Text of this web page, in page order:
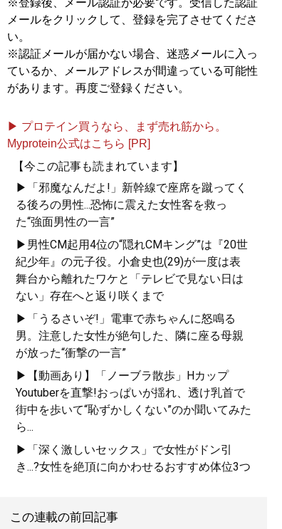
※登録後、メール認証が必要です。受信した認証
メールをクリックして、登録を完了させてくださ
い。
※認証メールが届かない場合、迷惑メールに入っ
ているか、メールアドレスが間違っている可能性
があります。再度ご登録ください。
▶ プロテイン買うなら、まず売れ筋から。
Myprotein公式はこちら [PR]
【今この記事も読まれています】
▶「邪魔なんだよ!」新幹線で座席を蹴ってく
る後ろの男性...恐怖に震えた女性客を救っ
た“強面男性の一言”
▶男性CM起用4位の“隠れCMキング”は『20世
紀少年』の元子役。小倉史也(29)が一度は表
舞台から離れたワケと「テレビで見ない日は
ない」存在へと返り咲くまで
▶「うるさいぞ!」電車で赤ちゃんに怒鳴る
男。注意した女性が絶句した、隣に座る母親
が放った“衝撃の一言”
▶【動画あり】「ノーブラ散歩」Hカップ
Youtuberを直撃!おっぱいが揺れ、透け乳首で
街中を歩いて“恥ずかしくない”のか聞いてみた
ら...
▶「深く激しいセックス」で女性がドン引
き...?女性を絶頂に向かわせるおすすめ体位3つ
この連載の前回記事